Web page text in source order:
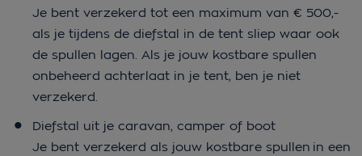
Je bent verzekerd tot een maximum van € 500,-
als je tijdens de diefstal in de tent sliep waar ook
de spullen lagen. Als je jouw kostbare spullen
onbeheerd achterlaat in je tent, ben je niet
verzekerd.
Diefstal uit je caravan, camper of boot
Je bent verzekerd als jouw kostbare spullen in een